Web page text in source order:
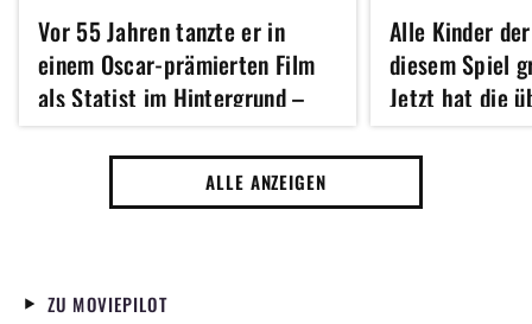
Vor 55 Jahren tanzte er in
einem Oscar-prämierten Film
als Statist im Hintergrund –
heute ist er für viele der
größten Action-Star unserer
Alle Kinder
diesem Spiel
Jetzt hat die
Fantasy-
Kinostart
ALLE ANZEIGEN
ZU MOVIEPILOT